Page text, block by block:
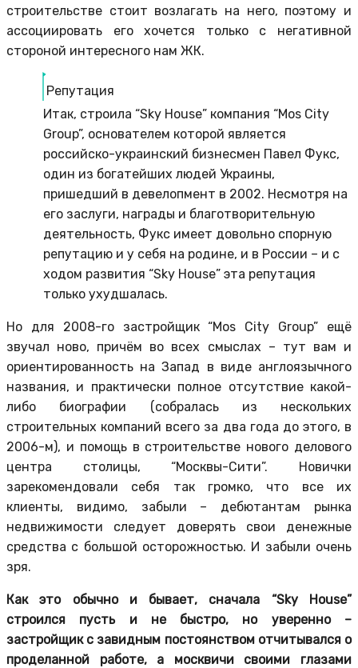
строительстве стоит возлагать на него, поэтому и
ассоциировать его хочется только с негативной
стороной интересного нам ЖК.
Репутация
Итак, строила “Sky House” компания “Mos City
Group”, основателем которой является
российско-украинский бизнесмен Павел Фукс,
один из богатейших людей Украины,
пришедший в девелопмент в 2002. Несмотря на
его заслуги, награды и благотворительную
деятельность, Фукс имеет довольно спорную
репутацию и у себя на родине, и в России – и с
ходом развития “Sky House” эта репутация
только ухудшалась.
Но для 2008-го застройщик “Mos City Group” ещё
звучал ново, причём во всех смыслах – тут вам и
ориентированность на Запад в виде англоязычного
названия, и практически полное отсутствие какой-
либо биографии (собралась из нескольких
строительных компаний всего за два года до этого, в
2006-м), и помощь в строительстве нового делового
центра столицы, “Москвы-Сити”. Новички
зарекомендовали себя так громко, что все их
клиенты, видимо, забыли – дебютантам рынка
недвижимости следует доверять свои денежные
средства с большой осторожностью. И забыли очень
зря.
Как это обычно и бывает, сначала “Sky House”
строился пусть и не быстро, но уверенно –
застройщик с завидным постоянством отчитывался о
проделанной работе, а москвичи своими глазами